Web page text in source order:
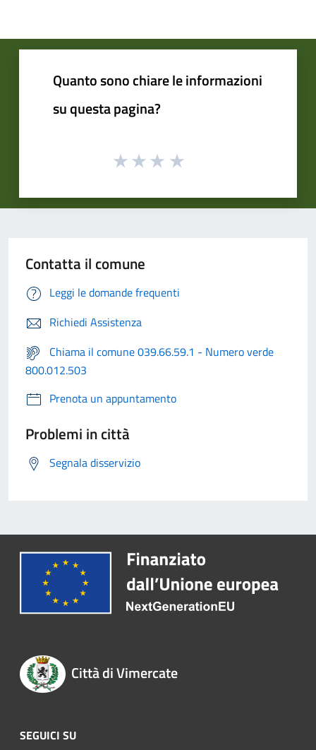
Quanto sono chiare le informazioni
su questa pagina?
Contatta il comune
Leggi le domande frequenti
Richiedi Assistenza
Chiama il comune 039.66.59.1 - Numero verde
800.012.503
Prenota un appuntamento
Problemi in città
Segnala disservizio
Città di Vimercate
SEGUICI SU